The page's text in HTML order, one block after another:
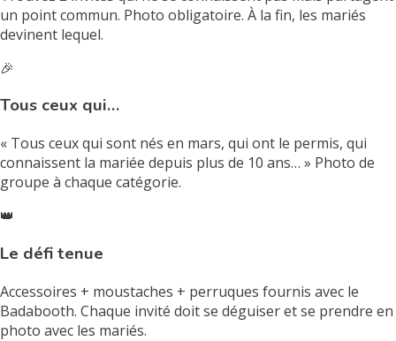
un point commun. Photo obligatoire. À la fin, les mariés
devinent lequel.
🎉
Tous ceux qui…
« Tous ceux qui sont nés en mars, qui ont le permis, qui
connaissent la mariée depuis plus de 10 ans… » Photo de
groupe à chaque catégorie.
👑
Le défi tenue
Accessoires + moustaches + perruques fournis avec le
Badabooth. Chaque invité doit se déguiser et se prendre en
photo avec les mariés.